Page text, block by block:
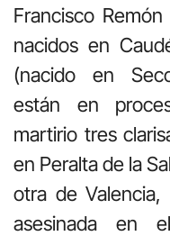
Francisco
nacidos en
(nacido en
están en
martirio tres
en Peralta de la
otra de Valencia,
asesinada en